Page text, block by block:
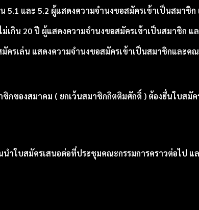
5.1 และ 5.2 ผู้แสดงความจำนงขอสมัครเข้าเป็นสมาชิ
เกิน 20 ปี ผู้แสดงความจำนงขอสมัครเข้าเป็นสมาชิก
รเล่น แสดงความจำนงขอสมัครเข้าเป็นสมาชิกและค
ชิกของสมาคม ( ยกเว้นสมาชิกกิตติมศักดิ์ ) ต้องยื่นใบส
ำใบสมัครเสนอต่อที่ประชุมคณะกรรมการคราวต่อไป แ